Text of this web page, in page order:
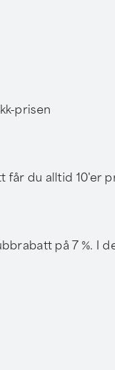
prisen
får du alltid 10'er
på 7 %. I